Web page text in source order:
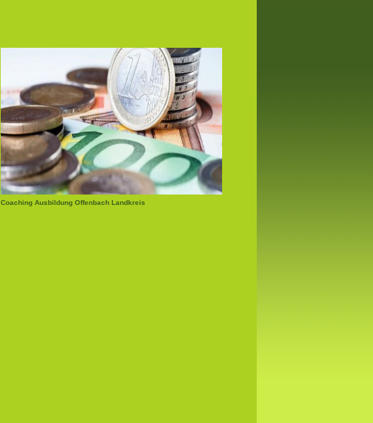
Coaching Ausbildung Offenbach Landkreis